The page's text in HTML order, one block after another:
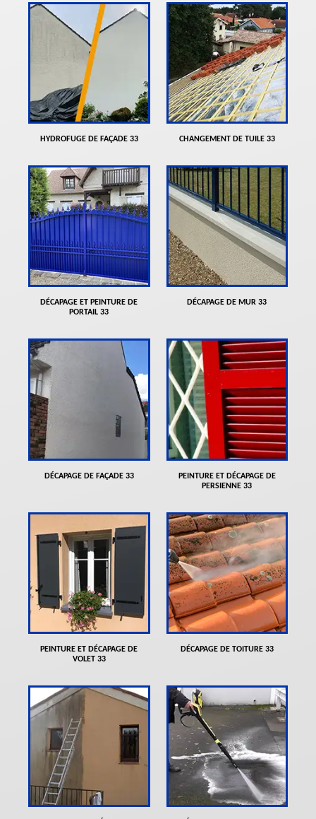
HYDROFUGE DE FAÇADE 33 CHANGEMENT DE TUILE 33
DÉCAPAGE ET PEINTURE DE
PORTAIL 33
DÉCAPAGE DE MUR 33
DÉCAPAGE DE FAÇADE 33
PEINTURE ET DÉCAPAGE DE
PERSIENNE 33
PEINTURE ET DÉCAPAGE DE
VOLET 33
DÉCAPAGE DE TOITURE 33